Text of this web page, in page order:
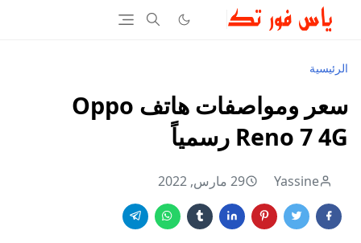
الرئيسية
سعر ومواصفات هاتف Oppo
Reno 7 4G رسمياً
Yassine 29 مارس, 2022